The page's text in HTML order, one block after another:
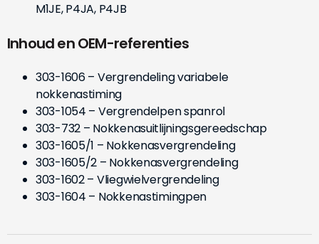
M1JE, P4JA, P4JB
Inhoud en OEM-referenties
303-1606 – Vergrendeling variabele
nokkenastiming
303-1054 – Vergrendelpen spanrol
303-732 – Nokkenasuitlijningsgereedschap
303-1605/1 – Nokkenasvergrendeling
303-1605/2 – Nokkenasvergrendeling
303-1602 – Vliegwielvergrendeling
303-1604 – Nokkenastimingpen